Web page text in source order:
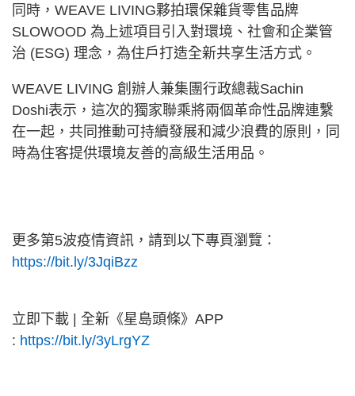
同時，WEAVE LIVING夥拍環保雜貨零售品牌
SLOWOOD 為上述項目引入對環境、社會和企業管
治 (ESG) 理念，為住戶打造全新共享生活方式。
WEAVE LIVING 創辦人兼集團行政總裁Sachin
Doshi表示，這次的獨家聯乘將兩個革命性品牌連繫
在一起，共同推動可持續發展和減少浪費的原則，同
時為住客提供環境友善的高級生活用品。
更多第5波疫情資訊，請到以下專頁瀏覽：
https://bit.ly/3JqiBzz
立即下載 | 全新《星島頭條》APP
: https://bit.ly/3yLrgYZ